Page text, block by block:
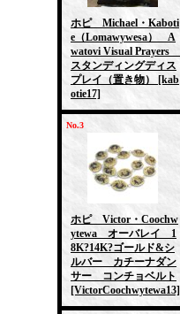
ホピ Michael・Kaboti
e（Lomawywesa） A
watovi Visual Prayers
スタンディングディス
プレイ（置き物）
[kab
otie17]
No.3
ホピ Victor・Coochw
ytewa オーバレイ 1
8K?14K?ゴールド&シ
ルバー カチーナダン
サー コンチョベルト
[VictorCoochwytewa13]